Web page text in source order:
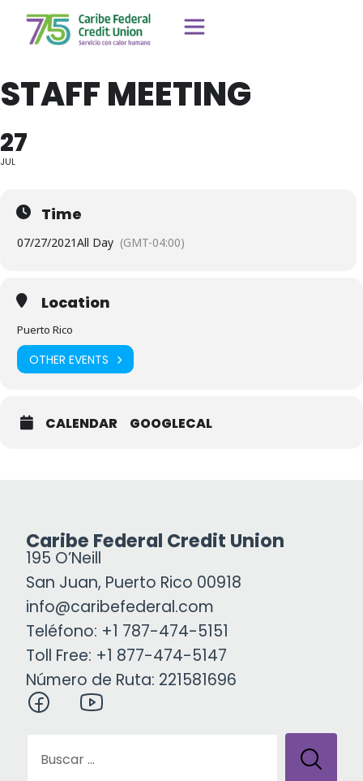
STAFF MEETING
27
JUL
Time
07/27/2021All Day (GMT-04:00)
Location
Puerto Rico
OTHER EVENTS
CALENDAR GOOGLECAL
Caribe Federal Credit Union
195 O’Neill
San Juan, Puerto Rico 00918
info@caribefederal.com
Teléfono: +1 787-474-5151
Toll Free: +1 877-474-5147
Número de Ruta: 221581696